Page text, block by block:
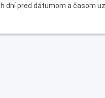
dní pred dátumom a časom